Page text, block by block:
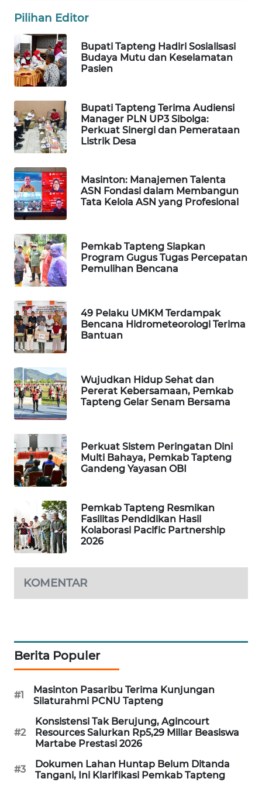
Pilihan Editor
Bupati Tapteng Hadiri Sosialisasi
Budaya Mutu dan Keselamatan
Pasien
Bupati Tapteng Terima Audiensi
Manager PLN UP3 Sibolga:
Perkuat Sinergi dan Pemerataan
Listrik Desa
Masinton: Manajemen Talenta
ASN Fondasi dalam Membangun
Tata Kelola ASN yang Profesional
Pemkab Tapteng Siapkan
Program Gugus Tugas Percepatan
Pemulihan Bencana
49 Pelaku UMKM Terdampak
Bencana Hidrometeorologi Terima
Bantuan
Wujudkan Hidup Sehat dan
Pererat Kebersamaan, Pemkab
Tapteng Gelar Senam Bersama
Perkuat Sistem Peringatan Dini
Multi Bahaya, Pemkab Tapteng
Gandeng Yayasan OBI
Pemkab Tapteng Resmikan
Fasilitas Pendidikan Hasil
Kolaborasi Pacific Partnership
2026
KOMENTAR
Berita Populer
#1
Masinton Pasaribu Terima Kunjungan
Silaturahmi PCNU Tapteng
#2
Konsistensi Tak Berujung, Agincourt
Resources Salurkan Rp5,29 Miliar Beasiswa
Martabe Prestasi 2026
#3
Dokumen Lahan Huntap Belum Ditanda
Tangani, Ini Klarifikasi Pemkab Tapteng
PORTAL
KONSUMEN
FORWAMKI
ALPERKLINAS
FORJASIDA
NEWS
SITUNGIR
NEWS
SIDIKALANG
NEWS
NEWS
METRO
SIANTAR
METRO
MEDAN
NEWS
METRO
JAKARTA
NEWS
NEWS
KARING
NEWS
JURNAL
MARITIM
NEWS
NEWS
FISUELRI
ID
ENERGI
NEWS